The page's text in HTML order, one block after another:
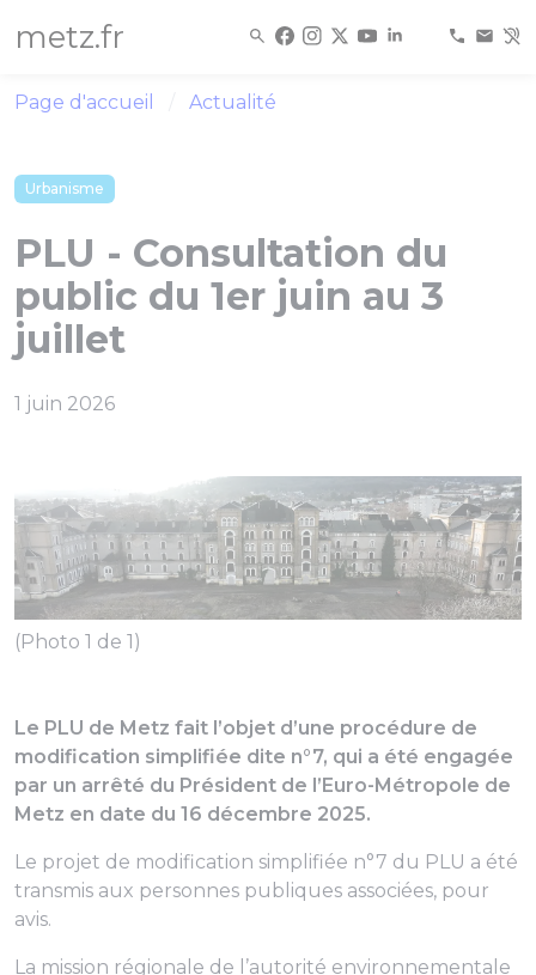
metz.fr
Page d'accueil Actualité
Urbanisme
PLU - Consultation du
public du 1er juin au 3
juillet
1 juin 2026
(Photo 1 de 1)
Le PLU de Metz fait l’objet d’une procédure de
modification simplifiée dite n°7, qui a été engagée
par un arrêté du Président de l’Euro-Métropole de
Metz en date du 16 décembre 2025.
Le projet de modification simplifiée n°7 du PLU a été
transmis aux personnes publiques associées, pour
avis.
La mission régionale de l’autorité environnementale